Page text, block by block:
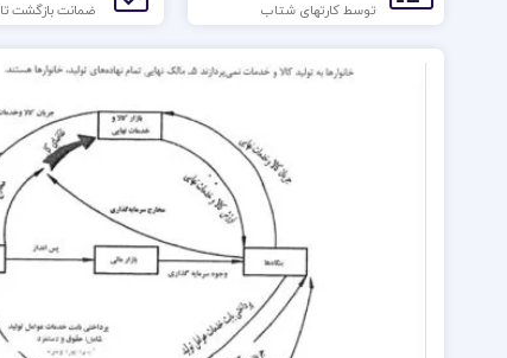
توسط کارتهای شتاب ضمانت بازگشت تا 7 روز